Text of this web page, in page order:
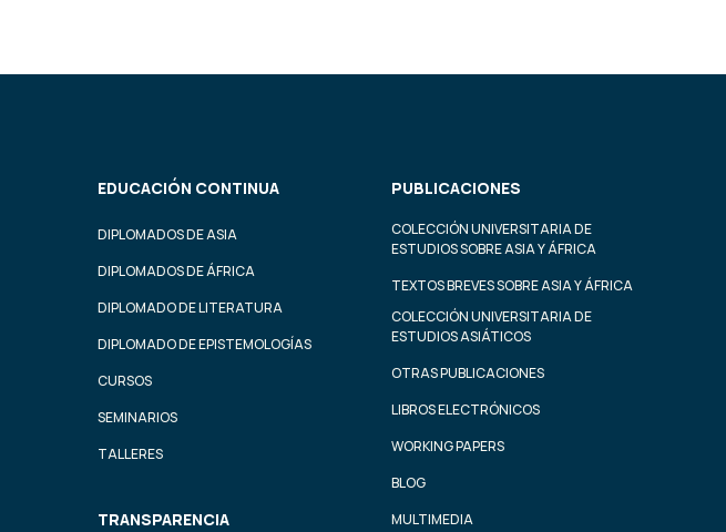
EDUCACIÓN CONTINUA
DIPLOMADOS DE ASIA
DIPLOMADOS DE ÁFRICA
DIPLOMADO DE LITERATURA
DIPLOMADO DE EPISTEMOLOGÍAS
CURSOS
SEMINARIOS
TALLERES
TRANSPARENCIA
PUBLICACIONES
COLECCIÓN UNIVERSITARIA DE
ESTUDIOS SOBRE ASIA Y ÁFRICA
TEXTOS BREVES SOBRE ASIA Y ÁFRICA
COLECCIÓN UNIVERSITARIA DE
ESTUDIOS ASIÁTICOS
OTRAS PUBLICACIONES
LIBROS ELECTRÓNICOS
WORKING PAPERS
BLOG
MULTIMEDIA